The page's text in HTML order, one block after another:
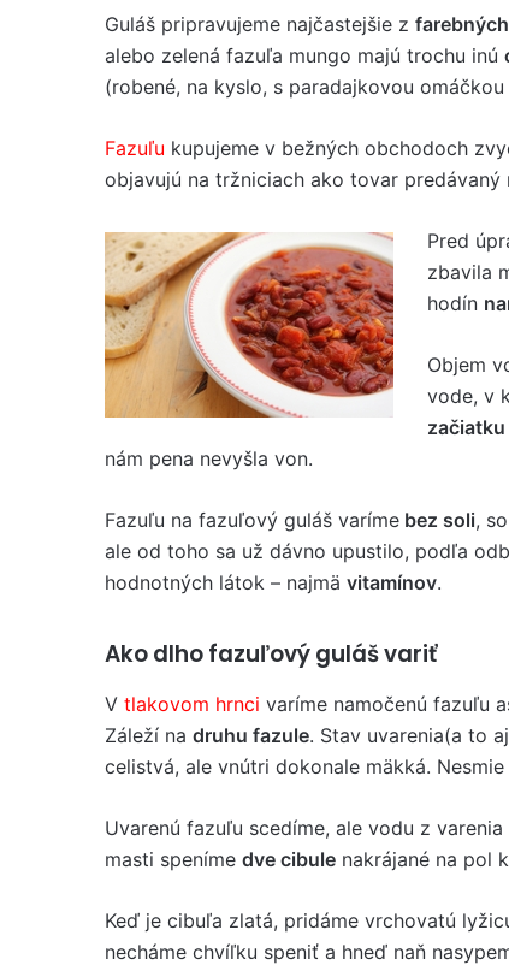
Guláš pripravujeme najčastejšie z farebných
alebo zelená fazuľa mungo majú trochu inú
(robené, na kyslo, s paradajkovou
Fazuľu kupujeme v bežných obchodoch
objavujú na tržniciach ako tovar predávaný
Pred
zbavila
hodín
Objem
vode, v
nám pena nevyšla von.
Fazuľu na fazuľový guláš varíme bez soli,
ale od toho sa už dávno upustilo, podľa
hodnotných látok – najmä vitamínov.
Ako dlho fazuľový guláš variť
V tlakovom hrnci varíme namočenú fazuľu
Záleží na druhu fazule. Stav uvarenia(a to
celistvá, ale vnútri dokonale mäkká.
Uvarenú fazuľu scedíme, ale vodu z varenia
masti speníme dve cibule nakrájané na pol
Keď je cibuľa zlatá, pridáme vrchovatú
necháme chvíľku speniť a hneď naň